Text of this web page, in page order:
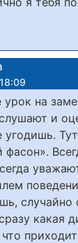
урок на
и
угодишь.
фасон».
случайно
какая